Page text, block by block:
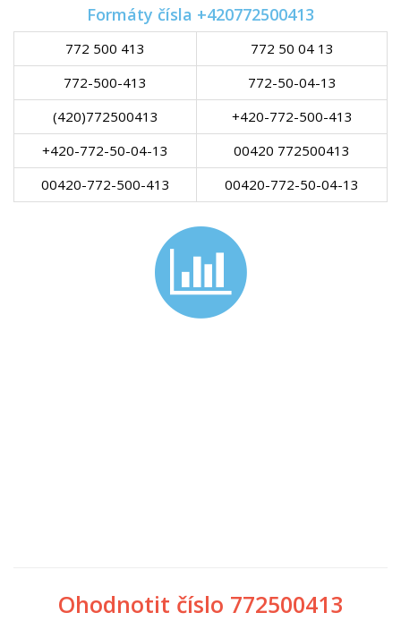
Formáty čísla +420772500413
772 500 413
772 50 04 13
772-500-413
772-50-04-13
(420)772500413
+420-772-500-413
+420-772-50-04-13
00420 772500413
00420-772-500-413
00420-772-50-04-13
Ohodnotit číslo 772500413